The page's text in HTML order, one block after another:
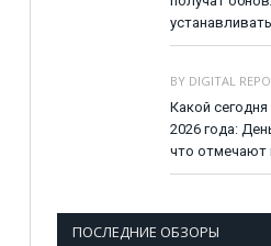
BY DIGITAL
Какой сегодня
2026 года:
что отмечают
ПОСЛЕДНИЕ ОБЗОРЫ